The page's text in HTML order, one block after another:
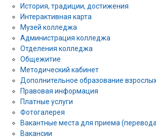
История, традиции, достижения
Интерактивная карта
Музей колледжа
Администрация колледжа
Отделения колледжа
Общежитие
Методический кабинет
Дополнительное образование
Правовая информация
Платные услуги
Фотогалерея
Вакантные места для приема
Вакансии